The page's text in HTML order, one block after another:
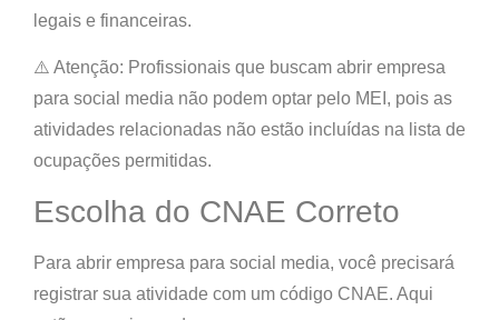
legais e financeiras.
⚠️ Atenção: Profissionais que buscam abrir empresa
para social media não podem optar pelo MEI, pois as
atividades relacionadas não estão incluídas na lista de
ocupações permitidas.
Escolha do CNAE Correto
Para abrir empresa para social media, você precisará
registrar sua atividade com um código CNAE. Aqui